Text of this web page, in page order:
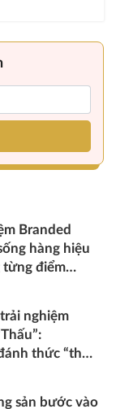
Branded
hàng hiệu
từng điểm
nghiệm
thức “thấu
sản bước vào